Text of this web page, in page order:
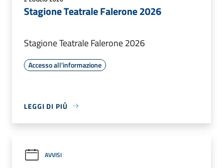
Stagione Teatrale Falerone 2026
Stagione Teatrale Falerone 2026
Accesso all'informazione
LEGGI DI PIÙ
AVVISI